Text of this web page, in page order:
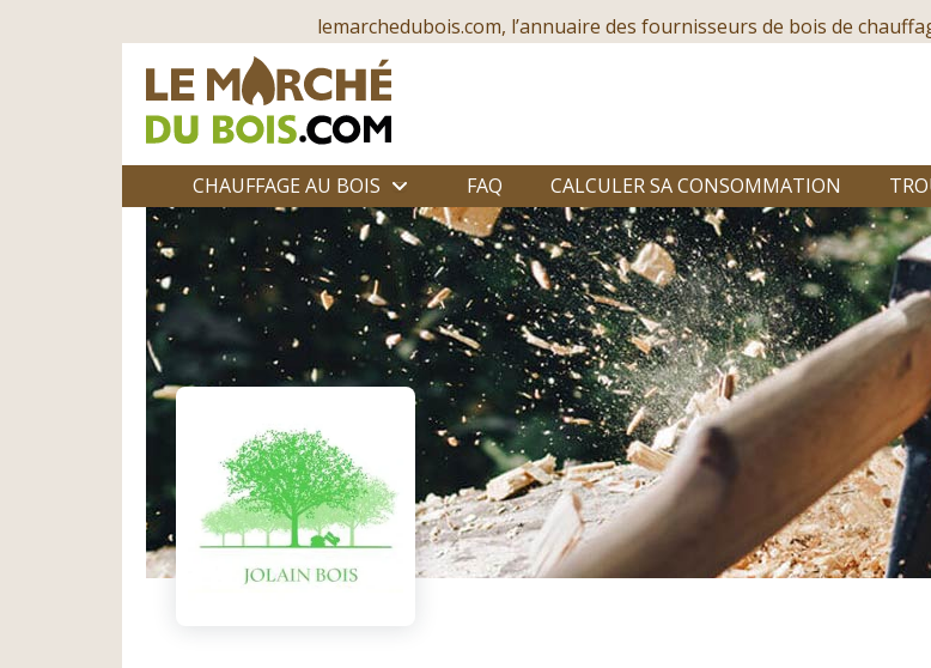
lemarchedubois.com, l’annuaire des fournisseurs de bois de
CHAUFFAGE AU BOIS FAQ CALCULER SA CONSOMMATION